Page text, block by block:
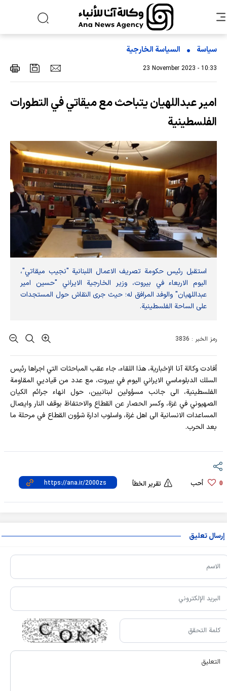
سياسة السیاسة الخارجیة
23 November 2023 - 10:33
امير عبداللهيان يتباحث مع ميقاتي في التطورات
الفلسطينية
استقبل رئيس حكومة تصريف الاعمال اللبنانية "نجيب ميقاتي"،
اليوم الاربعاء في بيروت، وزير الخارجية الايراني "حسين امير
عبداللهيان" والوفد المرافق له؛ حيث جرى النقاش حول المستجدات
على الساحة الفلسطينية.
رمز الخبر : 3836
أفادت وکالة آنا الإخباریة، هذا اللقاء، جاء عقب المباحثات التي اجراها رئيس
السلك الدبلوماسي الايراني اليوم في بيروت، مع عدد من قياديي المقاومة
الفلسطينية، الى جانب مسؤولين لبنانيين، حول انهاء جرائم الكيان
الصهيوني في غزة، وكسر الحصار عن القطاع والاحتفاظ بوقف النار وايصال
المساعدات الانسانية الى اهل غزة، واسلوب ادارة شؤون القطاع في مرحلة ما
بعد الحرب.
0 أحب تقرير الخطأ
إرسال تعليق